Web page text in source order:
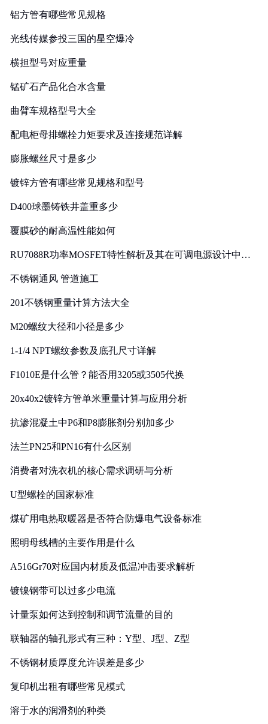
铝方管有哪些常见规格
光线传媒参投三国的星空爆冷
横担型号对应重量
锰矿石产品化合水含量
曲臂车规格型号大全
配电柜母排螺栓力矩要求及连接规范详解
膨胀螺丝尺寸是多少
镀锌方管有哪些常见规格和型号
D400球墨铸铁井盖重多少
覆膜砂的耐高温性能如何
RU7088R功率MOSFET特性解析及其在可调电源设计中的
不锈钢通风 管道施工
201不锈钢重量计算方法大全
M20螺纹大径和小径是多少
1-1/4 NPT螺纹参数及底孔尺寸详解
F1010E是什么管？能否用3205或3505代换
20x40x2镀锌方管单米重量计算与应用分析
抗渗混凝土中P6和P8膨胀剂分别加多少
法兰PN25和PN16有什么区别
消费者对洗衣机的核心需求调研与分析
U型螺栓的国家标准
煤矿用电热取暖器是否符合防爆电气设备标准
照明母线槽的主要作用是什么
A516Gr70对应国内材质及低温冲击要求解析
镀镍钢带可以过多少电流
计量泵如何达到控制和调节流量的目的
联轴器的轴孔形式有三种：Y型、J型、Z型
不锈钢材质厚度允许误差是多少
复印机出租有哪些常见模式
溶于水的润滑剂的种类